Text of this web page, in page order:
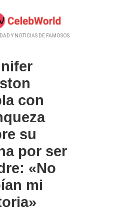
Y NOTICIAS DE FAMOSOS
con
su
por ser
«No
mi